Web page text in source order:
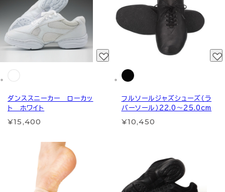
ダンススニーカー ローカッ
ト ホワイト
¥15,400
フルソールジャズシューズ（ラ
バーソール）22.0～25.0cm
¥10,450